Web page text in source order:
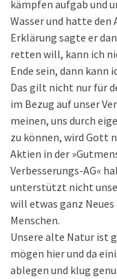
kämpfen aufgab und
Wasser und hatte den
Erklärung sagte er
retten will, kann ich
Ende sein, dann kann
Das gilt nicht nur für
im Bezug auf unser
meinen, uns durch
zu können, wird Gott
Aktien in der
Verbesserungs-AG«
unterstützt nicht
will etwas ganz Neues
Menschen.
Unsere alte Natur ist
mögen hier und da
ablegen und klug